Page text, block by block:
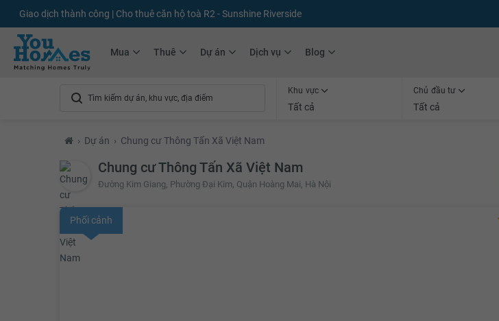
Giao dịch thành công | Cho thuê căn hộ toà R2 - Sunshine Riverside
Mua Thuê Dự án Dịch vụ Blog
Khu vực
Tất cả
Chủ đầu tư
Tất cả
› Dự án › Chung cư Thông Tấn Xã Việt Nam
Chung cư Thông Tấn Xã Việt Nam
Đường Kim Giang, Phường Đại Kim, Quận Hoàng Mai, Hà Nội
Phối cảnh